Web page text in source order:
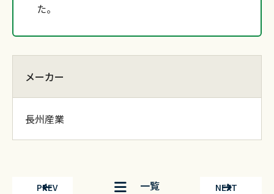
た。
メーカー
長州産業
PREV 一覧 NEXT